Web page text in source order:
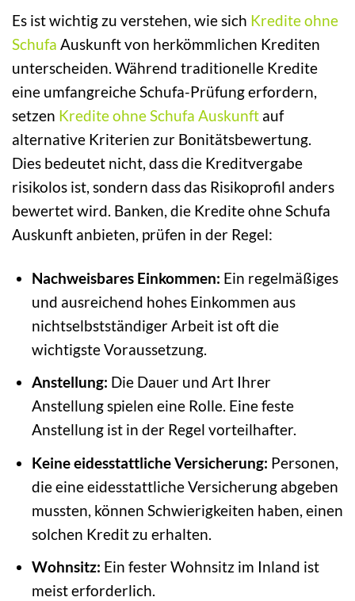
Es ist wichtig zu verstehen, wie sich Kredite ohne
Schufa Auskunft von herkömmlichen Krediten
unterscheiden. Während traditionelle Kredite
eine umfangreiche Schufa-Prüfung erfordern,
setzen Kredite ohne Schufa Auskunft auf
alternative Kriterien zur Bonitätsbewertung.
Dies bedeutet nicht, dass die Kreditvergabe
risikolos ist, sondern dass das Risikoprofil anders
bewertet wird. Banken, die Kredite ohne Schufa
Auskunft anbieten, prüfen in der Regel:
Nachweisbares Einkommen: Ein regelmäßiges
und ausreichend hohes Einkommen aus
nichtselbstständiger Arbeit ist oft die
wichtigste Voraussetzung.
Anstellung: Die Dauer und Art Ihrer
Anstellung spielen eine Rolle. Eine feste
Anstellung ist in der Regel vorteilhafter.
Keine eidesstattliche Versicherung: Personen,
die eine eidesstattliche Versicherung abgeben
mussten, können Schwierigkeiten haben, einen
solchen Kredit zu erhalten.
Wohnsitz: Ein fester Wohnsitz im Inland ist
meist erforderlich.